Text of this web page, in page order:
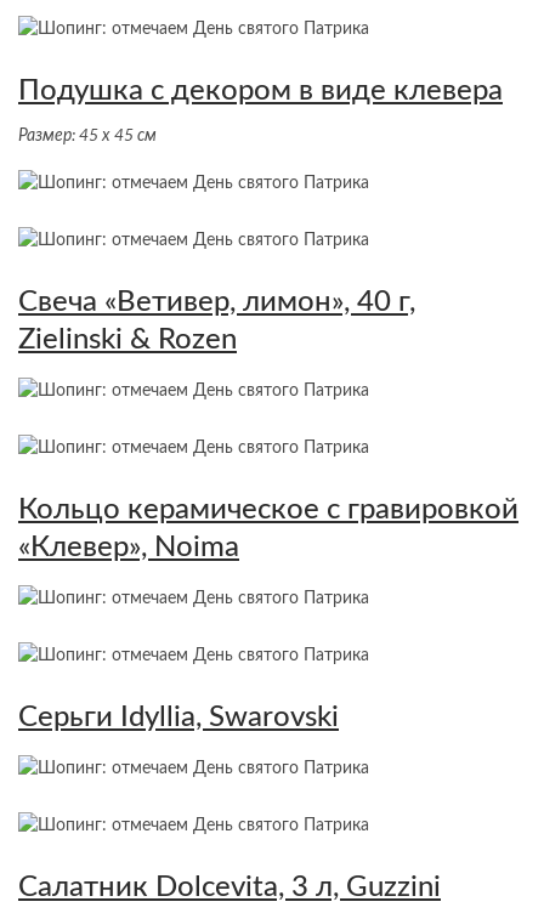
Подушка с декором в виде клевера
Размер: 45 х 45 см
Свеча «Ветивер, лимон», 40 г,
Zielinski & Rozen
Кольцо керамическое с гравировкой
«Клевер», Noima
Серьги Idyllia, Swarovski
Салатник Dolcevita, 3 л, Guzzini